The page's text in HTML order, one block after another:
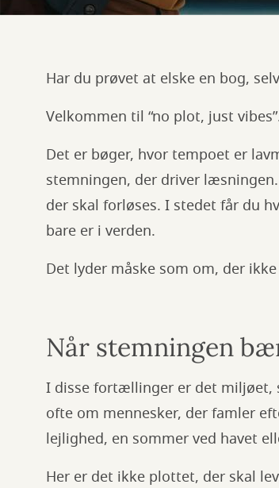
Har du prøvet at elske en bog,
Velkommen til “no plot, just
Det er bøger, hvor tempoet er
stemningen, der driver
der skal forløses. I stedet får du
bare er i verden.
Det lyder måske som om, der
Når stemningen
I disse fortællinger er det miljøet,
ofte om mennesker, der famler
lejlighed, en sommer ved havet
Her er det ikke plottet, der skal